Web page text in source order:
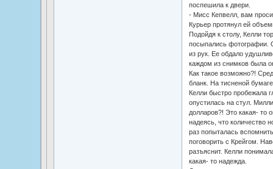
поспешила к двери.
- Мисс Кепвелл, вам
Курьер протянул ей
Подойдя к столу, Келли
посыпались фотографии.
из рук. Ее обдало
каждом из снимков была
Как такое возможно?!
бланк. На тисненой
Келли быстро пробежала
опустилась на стул.
долларов?! Это какая- то
надеясь, что количество
раз попыталась
поговорить с Крейгом.
разъяснит. Келли
какая- то надежда.